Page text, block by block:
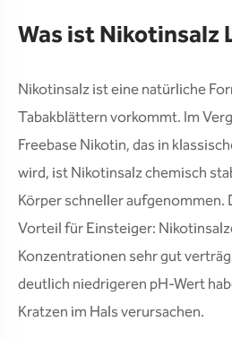
Was ist Nikotinsalz
Nikotinsalz ist eine natürliche
Tabakblättern vorkommt. Im
Freebase Nikotin, das in
wird, ist Nikotinsalz chemisch
Körper schneller aufgenommen.
Vorteil für Einsteiger:
Konzentrationen sehr gut
deutlich niedrigeren pH-Wert
Kratzen im Hals verursachen.